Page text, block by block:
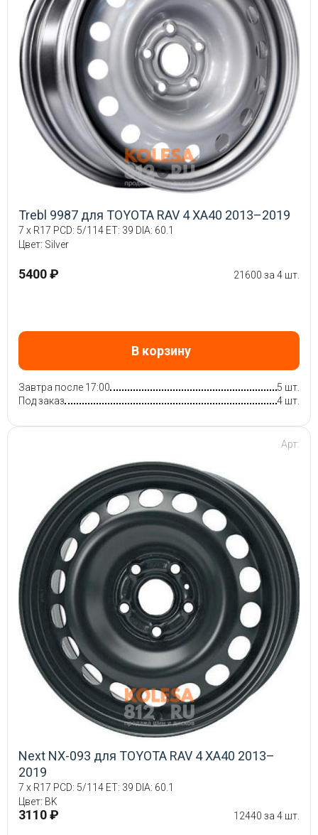
Trebl 9987 для TOYOTA RAV 4 XA40 2013–2019
7 x R17 PCD: 5/114 ET: 39 DIA: 60.1
Цвет: Silver
5400 ₽ 21600 за 4 шт.
В корзину
Завтра после 17:00
5 шт.
Под заказ
4 шт.
Арт:
Next NX-093 для TOYOTA RAV 4 XA40 2013–
2019
7 x R17 PCD: 5/114 ET: 39 DIA: 60.1
Цвет: BK
3110 ₽ 12440 за 4 шт.